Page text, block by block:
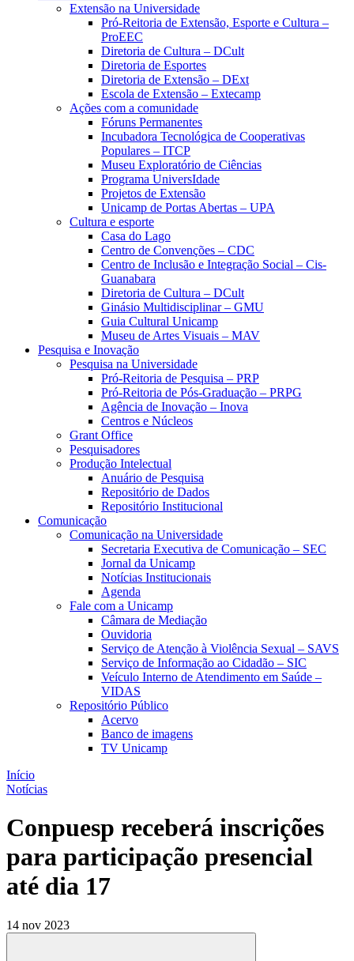
Extensão na Universidade
Pró-Reitoria de Extensão, Esporte e Cultura –
ProEEC
Diretoria de Cultura – DCult
Diretoria de Esportes
Diretoria de Extensão – DExt
Escola de Extensão – Extecamp
Ações com a comunidade
Fóruns Permanentes
Incubadora Tecnológica de Cooperativas
Populares – ITCP
Museu Exploratório de Ciências
Programa UniversIdade
Projetos de Extensão
Unicamp de Portas Abertas – UPA
Cultura e esporte
Casa do Lago
Centro de Convenções – CDC
Centro de Inclusão e Integração Social – Cis-
Guanabara
Diretoria de Cultura – DCult
Ginásio Multidisciplinar – GMU
Guia Cultural Unicamp
Museu de Artes Visuais – MAV
Pesquisa e Inovação
Pesquisa na Universidade
Pró-Reitoria de Pesquisa – PRP
Pró-Reitoria de Pós-Graduação – PRPG
Agência de Inovação – Inova
Centros e Núcleos
Grant Office
Pesquisadores
Produção Intelectual
Anuário de Pesquisa
Repositório de Dados
Repositório Institucional
Comunicação
Comunicação na Universidade
Secretaria Executiva de Comunicação – SEC
Jornal da Unicamp
Notícias Institucionais
Agenda
Fale com a Unicamp
Câmara de Mediação
Ouvidoria
Serviço de Atenção à Violência Sexual – SAVS
Serviço de Informação ao Cidadão – SIC
Veículo Interno de Atendimento em Saúde –
VIDAS
Repositório Público
Acervo
Banco de imagens
TV Unicamp
Início
Notícias
Conpuesp receberá inscrições
para participação presencial
até dia 17
14 nov 2023